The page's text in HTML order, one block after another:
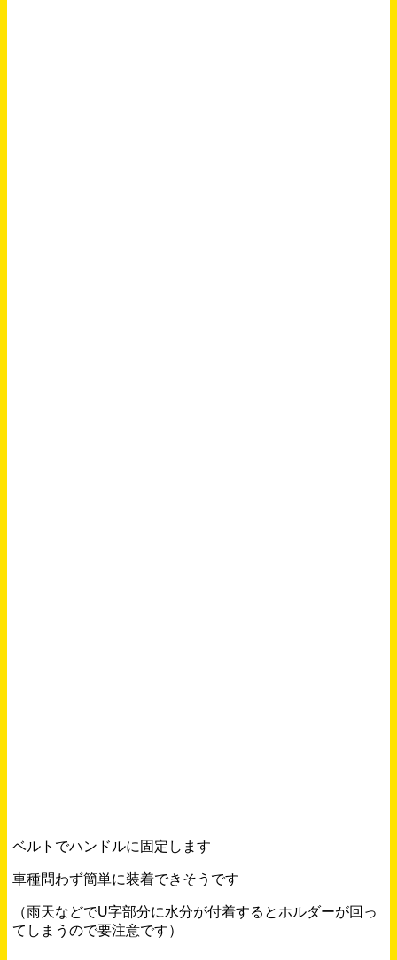
ベルトでハンドルに固定します
車種問わず簡単に装着できそうです
（雨天などでU字部分に水分が付着するとホルダーが回っ
てしまうので要注意です）